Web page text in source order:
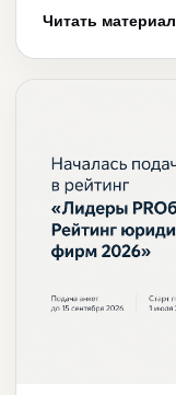
Читать материал